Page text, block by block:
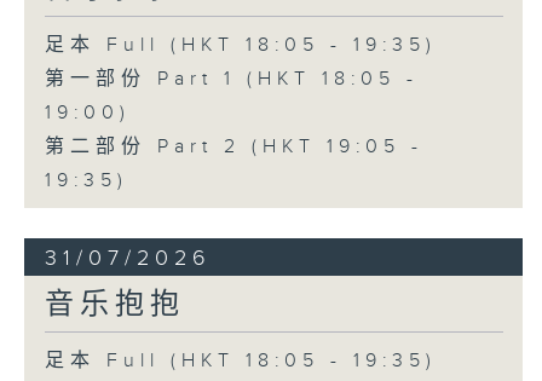
足本 Full (HKT 18:05 - 19:35)
第一部份 Part 1 (HKT 18:05 -
19:00)
第二部份 Part 2 (HKT 19:05 -
19:35)
31/07/2026
音乐抱抱
足本 Full (HKT 18:05 - 19:35)